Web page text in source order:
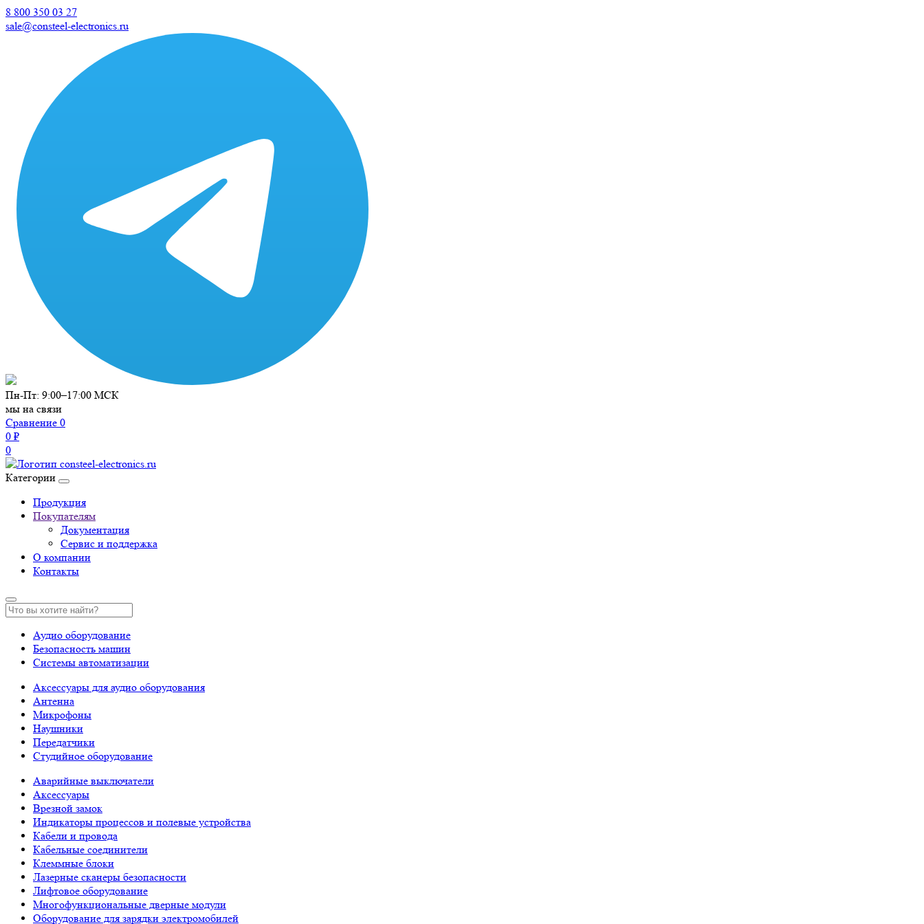
8 800 350 03 27
sale@consteel-electronics.ru
Пн-Пт: 9:00–17:00 МСК
мы на связи
Сравнение 0
0 ₽
0
Категории
Продукция
Покупателям
Документация
Сервис и поддержка
О компании
Контакты
Аудио оборудование
Безопасность машин
Системы автоматизации
Аксессуары для аудио оборудования
Антенна
Микрофоны
Наушники
Передатчики
Студийное оборудование
Аварийные выключатели
Аксессуары
Врезной замок
Индикаторы процессов и полевые устройства
Кабели и провода
Кабельные соединители
Клеммные блоки
Лазерные сканеры безопасности
Лифтовое оборудование
Многофункциональные дверные модули
Оборудование для зарядки электромобилей